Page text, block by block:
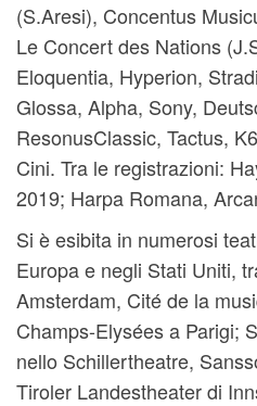
(S.Aresi), Concentus
Le Concert des Nations
Eloquentia, Hyperion,
Glossa, Alpha, Sony,
ResonusClassic, Tactus,
Cini. Tra le registrazioni:
2019; Harpa Romana,
Si è esibita in numerosi
Europa e negli Stati Uniti,
Amsterdam, Cité de la
Champs-Elysées a Parigi;
nello Schillertheatre,
Tiroler Landestheater di